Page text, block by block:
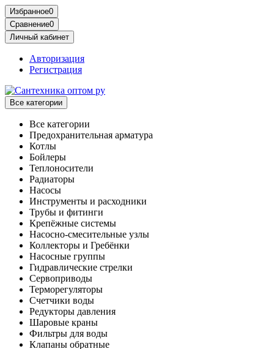
Избранное0
Сравнение0
Личный кабинет
Авторизация
Регистрация
Все категории
Все категории
Предохранительная арматура
Котлы
Бойлеры
Теплоносители
Радиаторы
Насосы
Инструменты и расходники
Трубы и фитинги
Крепёжные системы
Насосно-смесительные узлы
Коллекторы и Гребёнки
Насосные группы
Гидравлические стрелки
Сервоприводы
Терморегуляторы
Счетчики воды
Редукторы давления
Шаровые краны
Фильтры для воды
Клапаны обратные